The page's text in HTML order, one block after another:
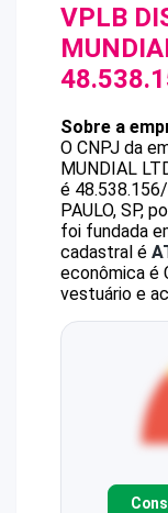
VPLB
Sobre a
O CNPJ da
MUNDIAL
é
PAULO, SP,
foi fundada
cadastral é
econômica é
vestuário e